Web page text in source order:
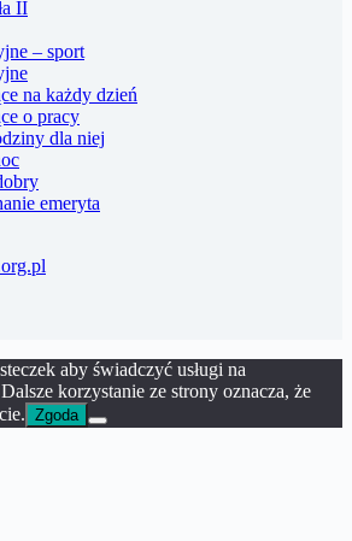
II
– sport
na każdy dzień
o pracy
dla niej
emeryta
aby świadczyć usługi na
korzystanie ze strony oznacza, że
Zgoda